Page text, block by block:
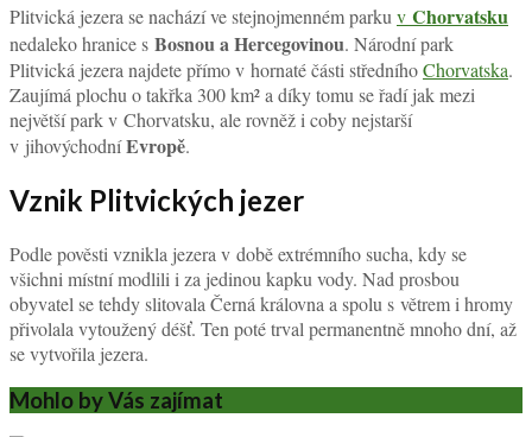
Plitvická jezera se nachází ve stejnojmenném parku v Chorvatsku
nedaleko hranice s Bosnou a Hercegovinou. Národní park
Plitvická jezera najdete přímo v hornaté části středníhoChorvatska.
Zaujímá plochu o takřka 300 km² a díky tomu se řadí jak mezi
největší park v Chorvatsku, ale rovněž i coby nejstarší
v jihovýchodníEvropě.
Vznik Plitvických jezer
Podle pověsti vznikla jezera v době extrémního sucha, kdy se
všichni místní modlili i za jedinou kapku vody. Nad prosbou
obyvatel se tehdy slitovala Černá královna a spolu s větrem i hromy
přivolala vytoužený déšť. Ten poté trval permanentně mnoho dní, až
se vytvořila jezera.
Mohlo by Vás zajímat